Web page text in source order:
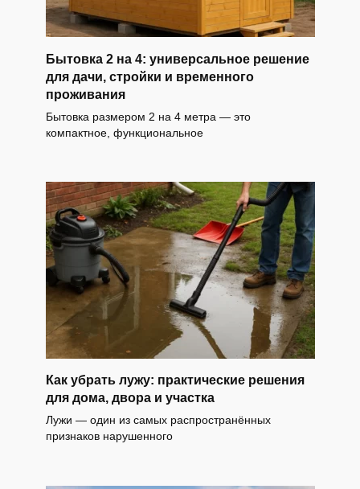
Бытовка 2 на 4: универсальное решение
для дачи, стройки и временного
проживания
Бытовка размером 2 на 4 метра — это
компактное, функциональное
Как убрать лужу: практические решения
для дома, двора и участка
Лужи — один из самых распространённых
признаков нарушенного